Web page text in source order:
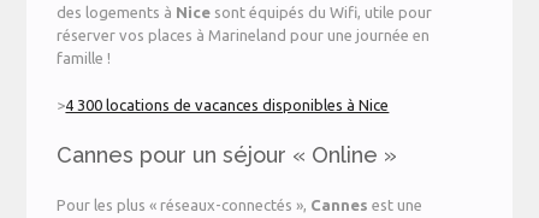
des logements à Nice sont équipés du Wifi, utile pour
réserver vos places à Marineland pour une journée en
famille !
>4 300 locations de vacances disponibles à Nice
Cannes pour un séjour « Online »
Pour les plus « réseaux-connectés », Cannes est une